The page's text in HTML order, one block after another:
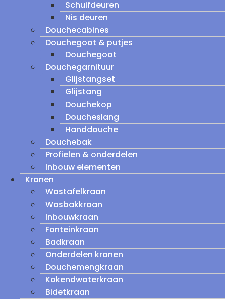
Schuifdeuren
Nis deuren
Douchecabines
Douchegoot & putjes
Douchegoot
Douchegarnituur
Glijstangset
Glijstang
Douchekop
Doucheslang
Handdouche
Douchebak
Profielen & onderdelen
Inbouw elementen
Kranen
Wastafelkraan
Wasbakkraan
Inbouwkraan
Fonteinkraan
Badkraan
Onderdelen kranen
Douchemengkraan
Kokendwaterkraan
Bidetkraan